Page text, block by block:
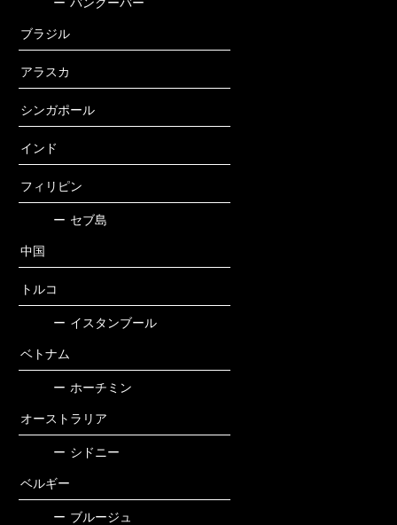
ブラジル
アラスカ
シンガポール
インド
フィリピン
ー セブ島
中国
トルコ
ー イスタンブール
ベトナム
ー ホーチミン
オーストラリア
ー シドニー
ベルギー
ー ブルージュ